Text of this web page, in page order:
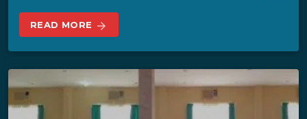
READ MORE arrow_forward